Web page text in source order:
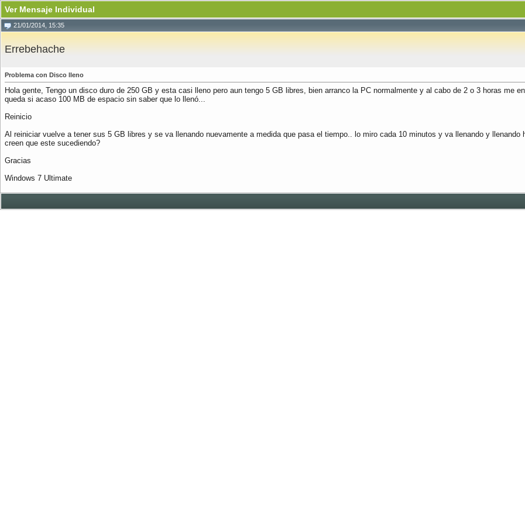
Ver Mensaje Individual
21/01/2014, 15:35
Errebehache
Problema con Disco lleno
Hola gente, Tengo un disco duro de 250 GB y esta casi lleno pero aun tengo 5 GB libres, bien arranco la PC normalmente y al cabo de 2 o 3 horas me
queda si acaso 100 MB de espacio sin saber que lo llenó...
Reinicio
Al reiniciar vuelve a tener sus 5 GB libres y se va llenando nuevamente a medida que pasa el tiempo.. lo miro cada 10 minutos y va llenando y
creen que este sucediendo?
Gracias
Windows 7 Ultimate